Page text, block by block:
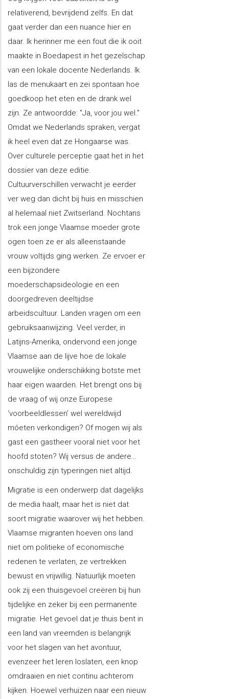
relativerend, bevrijdend zelfs. En dat
gaat verder dan een nuance hier en
daar. Ik herinner me een fout die ik ooit
maakte in Boedapest in het gezelschap
van een lokale docente Nederlands. Ik
las de menukaart en zei spontaan hoe
goedkoop het eten en de drank wel
zijn. Ze antwoordde: "Ja, voor jou wel."
Omdat we Nederlands spraken, vergat
ik heel even dat ze Hongaarse was.
Over culturele perceptie gaat het in het
dossier van deze editie.
Cultuurverschillen verwacht je eerder
ver weg dan dicht bij huis en misschien
al helemaal niet Zwitserland. Nochtans
trok een jonge Vlaamse moeder grote
ogen toen ze er als alleenstaande
vrouw voltijds ging werken. Ze ervoer er
een bijzondere
moederschapsideologie en een
doorgedreven deeltijdse
arbeidscultuur. Landen vragen om een
gebruiksaanwijzing. Veel verder, in
Latijns-Amerika, ondervond een jonge
Vlaamse aan de lijve hoe de lokale
vrouwelijke onderschikking botste met
haar eigen waarden. Het brengt ons bij
de vraag of wij onze Europese
‘voorbeeldlessen’ wel wereldwijd
móeten verkondigen? Of mogen wij als
gast een gastheer vooral niet voor het
hoofd stoten? Wij versus de andere…
onschuldig zijn typeringen niet altijd.
Migratie is een onderwerp dat dagelijks
de media haalt, maar het is niet dat
soort migratie waarover wij het hebben.
Vlaamse migranten hoeven ons land
niet om politieke of economische
redenen te verlaten, ze vertrekken
bewust en vrijwillig. Natuurlijk moeten
ook zij een thuisgevoel creëren bij hun
tijdelijke en zeker bij een permanente
migratie. Het gevoel dat je thuis bent in
een land van vreemden is belangrijk
voor het slagen van het avontuur,
evenzeer het leren loslaten, een knop
omdraaien en niet continu achterom
kijken. Hoewel verhuizen naar een nieuw